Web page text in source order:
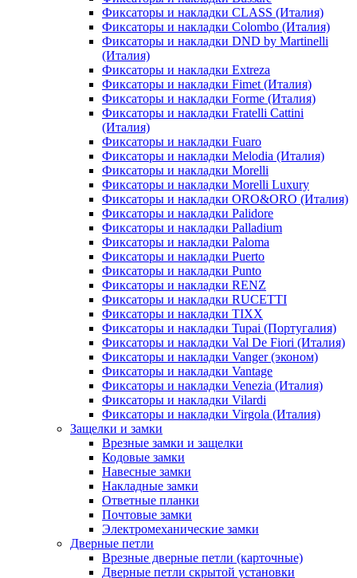
Фиксаторы и накладки CLASS (Италия)
Фиксаторы и накладки Colombo (Италия)
Фиксаторы и накладки DND by Martinelli
(Италия)
Фиксаторы и накладки Extreza
Фиксаторы и накладки Fimet (Италия)
Фиксаторы и накладки Forme (Италия)
Фиксаторы и накладки Fratelli Cattini
(Италия)
Фиксаторы и накладки Fuaro
Фиксаторы и накладки Melodia (Италия)
Фиксаторы и накладки Morelli
Фиксаторы и накладки Morelli Luxury
Фиксаторы и накладки ORO&ORO (Италия)
Фиксаторы и накладки Palidore
Фиксаторы и накладки Palladium
Фиксаторы и накладки Paloma
Фиксаторы и накладки Puerto
Фиксаторы и накладки Punto
Фиксаторы и накладки RENZ
Фиксаторы и накладки RUCETTI
Фиксаторы и накладки TIXX
Фиксаторы и накладки Tupai (Португалия)
Фиксаторы и накладки Val De Fiori (Италия)
Фиксаторы и накладки Vanger (эконом)
Фиксаторы и накладки Vantage
Фиксаторы и накладки Venezia (Италия)
Фиксаторы и накладки Vilardi
Фиксаторы и накладки Virgola (Италия)
Защелки и замки
Врезные замки и защелки
Кодовые замки
Навесные замки
Накладные замки
Ответные планки
Почтовые замки
Электромеханические замки
Дверные петли
Врезные дверные петли (карточные)
Дверные петли скрытой установки